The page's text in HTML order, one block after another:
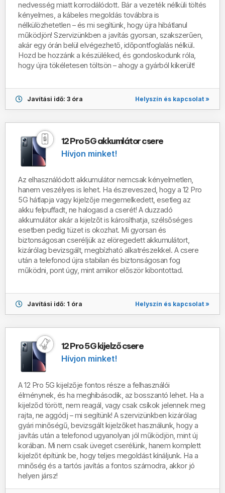
nedvesség miatt korrodálódott. Bár a vezeték nélküli töltés
kényelmes, a kábeles megoldás továbbra is
nélkülözhetetlen – és mi segítünk, hogy újra hibátlanul
működjön! Szervizünkben a javítás gyorsan, szakszerűen,
akár egy órán belül elvégezhető, időpontfoglalás nélkül.
Hozd be hozzánk a készüléked, és gondoskodunk róla,
hogy újra tökéletesen töltsön – ahogy a gyárból kikerült!
Javítási idő: 3 óra Helyszín és kapcsolat »
12 Pro 5G akkumlátor csere
Hívjon minket!
Az elhasználódott akkumulátor nemcsak kényelmetlen,
hanem veszélyes is lehet. Ha észreveszed, hogy a 12 Pro
5G hátlapja vagy kijelzője megemelkedett, esetleg az
akku felpuffadt, ne halogasd a cserét! A duzzadó
akkumulátor akár a kijelzőt is károsíthatja, szélsőséges
esetben pedig tüzet is okozhat. Mi gyorsan és
biztonságosan cseréljük az elöregedett akkumulátort,
kizárólag bevizsgált, megbízható alkatrészekkel. A csere
után a telefonod újra stabilan és biztonságosan fog
működni, pont úgy, mint amikor először kibontottad.
Javítási idő: 1 óra Helyszín és kapcsolat »
12 Pro 5G kijelző csere
Hívjon minket!
A12 Pro 5G kijelzője fontos része a felhasználói
élménynek, és ha meghibásodik, az bosszantó lehet. Ha a
kijelződ törött, nem reagál, vagy csak csíkok jelennek meg
rajta, ne aggódj – mi segítünk! A szervizünkben kizárólag
gyári minőségű, bevizsgált kijelzőket használunk, hogy a
javítás után a telefonod ugyanolyan jól működjön, mint új
korában. Mi nem csak üveget cserélünk, hanem komplett
kijelzőt építünk be, hogy teljes megoldást kínáljunk. Ha a
minőség és a tartós javítás a fontos számodra, akkor jó
helyen jársz!